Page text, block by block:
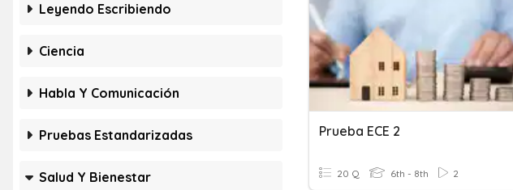
Leyendo Escribiendo
Ciencia
Habla Y Comunicación
Pruebas Estandarizadas
Salud Y Bienestar
Prueba ECE 2
20 Q 6th - 8th 2